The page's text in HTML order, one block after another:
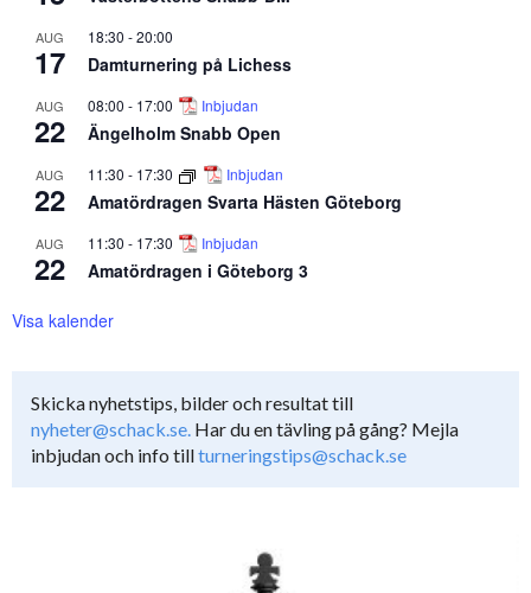
AUG
17
18:30 -20:00
Damturnering på Lichess
AUG
22
08:00 - 17:00 Inbjudan
Ängelholm Snabb Open
AUG
22
11:30 - 17:30 Inbjudan
Amatördragen Svarta Hästen Göteborg
AUG
22
11:30 - 17:30 Inbjudan
Amatördragen i Göteborg 3
Visa kalender
Skicka nyhetstips, bilder och resultat till
nyheter@schack.se. Har du en tävling på gång? Mejla
inbjudan och info tillturneringstips@schack.se